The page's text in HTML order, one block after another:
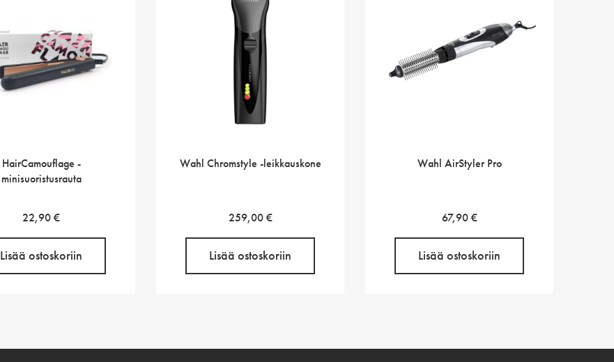
HairCamouflage -
minisuoristusrauta
22,90€
Lisää ostoskoriin
Wahl Chromstyle -leikkauskone
259,00€
Lisää ostoskoriin
Wahl AirStyler Pro
67,90€
Lisää ostoskoriin